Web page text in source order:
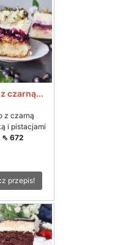
czarną...
z czarną
i pistacjami
⇖ 672
przepis!